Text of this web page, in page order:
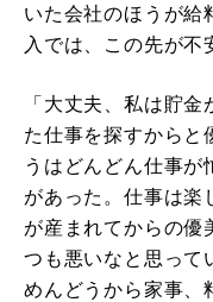
いた会社のほうが給
入では、この先が不
「大丈夫、私は貯
た仕事を探すからと
うはどんどん仕事が
があった。仕事は楽
が産まれてからの優
つも悪いなと思って
めんどうから家事、